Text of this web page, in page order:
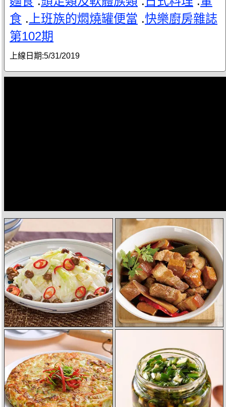
食 . 上班族的燜燒罐便當 .快樂廚房雜誌
第102期
上線日期:5/31/2019